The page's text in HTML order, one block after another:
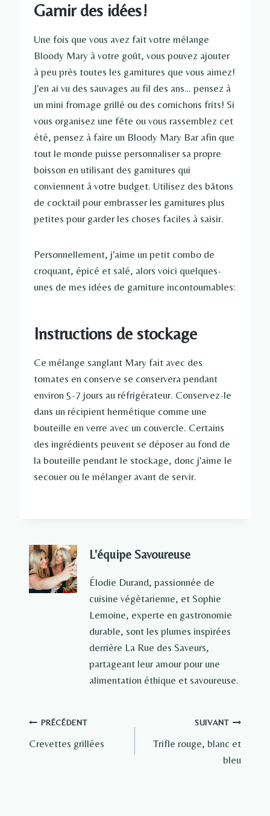
Garnir des idées!
Une fois que vous avez fait votre mélange
Bloody Mary à votre goût, vous pouvez ajouter
à peu près toutes les garnitures que vous aimez!
J'en ai vu des sauvages au fil des ans… pensez à
un mini fromage grillé ou des cornichons frits! Si
vous organisez une fête ou vous rassemblez cet
été, pensez à faire un Bloody Mary Bar afin que
tout le monde puisse personnaliser sa propre
boisson en utilisant des garnitures qui
conviennent à votre budget. Utilisez des bâtons
de cocktail pour embrasser les garnitures plus
petites pour garder les choses faciles à saisir.
Personnellement, j'aime un petit combo de
croquant, épicé et salé, alors voici quelques-
unes de mes idées de garniture incontournables:
Instructions de stockage
Ce mélange sanglant Mary fait avec des
tomates en conserve se conservera pendant
environ 5-7 jours au réfrigérateur. Conservez-le
dans un récipient hermétique comme une
bouteille en verre avec un couvercle. Certains
des ingrédients peuvent se déposer au fond de
la bouteille pendant le stockage, donc j'aime le
secouer ou le mélanger avant de servir.
L'équipe Savoureuse
Élodie Durand, passionnée de
cuisine végétarienne, et Sophie
Lemoine, experte en gastronomie
durable, sont les plumes inspirées
derrière La Rue des Saveurs,
partageant leur amour pour une
alimentation éthique et savoureuse.
Navigation
de
PRÉCÉDENT
Crevettes grillées
SUIVANT
Trifle rouge, blanc et
bleu